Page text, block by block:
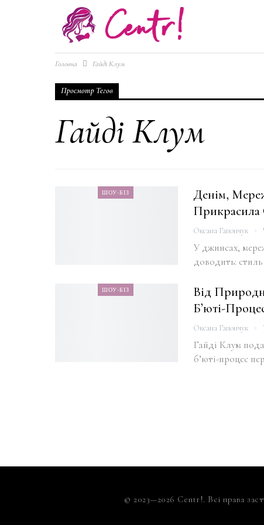
Головна Гайді Клум
Просмотр Тегов
Гайді Клум
ШОУ-БІЗ
Денім,
Оксана Гапончук
У джинсах,
доводить: стиль
ШОУ-БІЗ
Від
Б’юті-
Оксана Гапончук
Гайді Клум
б’юті-процес
© 2023—2026 Centr!. Всі права